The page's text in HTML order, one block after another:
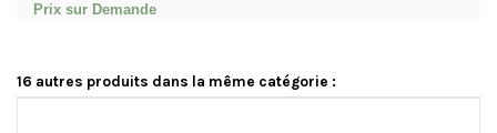
Prix sur Demande
16 autres produits dans la même catégorie :